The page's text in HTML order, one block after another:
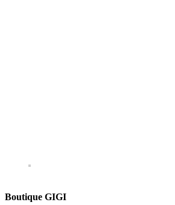
Boutique GIGI